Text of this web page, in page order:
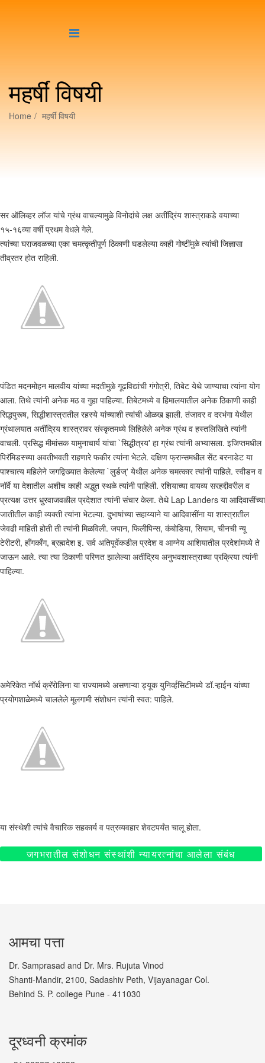
महर्षीं विषयी
Home महर्षीं विषयी
सर ऑलिव्हर लॉज यांचे ग्रंथ वाचल्यामुळे विनोदांचे लक्ष अतींद्रिंय शास्त्राकडे वयाच्या
१५-१६व्या वर्षी प्रथम वेधले गेले.
त्यांच्या घराजवळच्या एका चमत्कृतीपूर्ण ठिकाणी घडलेल्या काही गोष्टींमुळे त्यांची जिज्ञासा
तीव्रतर होत राहिली.
पंडित मदनमोहन मालवीय यांच्या मदतीमुळे गूढविद्यांची गंगोत्री, तिबेट येथे जाण्याचा त्यांना योग
आला. तिथे त्यांनी अनेक मठ व गुहा पाहिल्या. तिबेटमध्ये व हिमालयातील अनेक ठिकाणी काही
सिद्धपुरूष, सिद्धीशास्त्रातील रहस्ये यांच्याशी त्यांची ओळख झाली. तंजावर व दरभंगा येथील
ग्रंथालयात अतींंद्रिय शास्त्रावर संस्कृतमध्ये लिहिलेले अनेक ग्रंथ व हस्तलिखिते त्यांनी
वाचली. प्रसिद्ध मीमांसक यामुनाचार्य यांचा `सिद्धीत्रय' हा ग्रंथ त्यांनी अभ्यासला. इजिप्तमधील
पिरॅमिडस्च्या अवतीभवती राहणारे फकीर त्यांना भेटले. दक्षिण फ्रान्समधील सेंट बरनाडेट या
पाश्चात्य महिलेने जगद्विख्यात केलेल्या `लुर्डज्' येथील अनेक चमत्कार त्यांनी पाहिले. स्वीडन व
नॉर्वे या देशातील अशीच काही अद्भुत स्थळे त्यांनी पाहिली. रशियाच्या वायव्य सरहद्दीवरील व
प्रत्यक्ष उत्तर धु्रवाजवळील प्रदेशात त्यांनी संचार केला. तेथे Lap Landers या आदिवासींच्या
जातीतील काही व्यक्ती त्यांना भेटल्या. दुभाषांच्या सहाय्याने या आदिवासींना या शास्त्रातील
जेवढी माहिती होती ती त्यांनी मिळविली. जपान, फिलीपिन्स, कंबोडिया, सियाम, चीनची न्यू
टेरीटरी, हाँगकाँग, ब्रह्मदेश इ. सर्व अतिपूर्वेकडील प्रदेश व आग्नेय आशियातील प्रदेशांमध्ये ते
जाऊन आले. त्या त्या ठिकाणी परिणत झालेल्या अतींद्रिय अनुभवशास्त्राच्या प्रक्रिया त्यांनी
पाहिल्या.
अमेरिकेत नॉर्थ क्रॅरोलिना या राज्यामध्ये असणाऱ्या ड्यूक युनिर्व्हसिटीमध्ये डॉ.ऱ्हाईन यांच्या
प्रयोगशाळेमध्ये चाललेले मूलगामी संशोधन त्यांनी स्वत: पाहिले.
या संस्थेशी त्यांचे वैचारिक सहकार्य व पत्रव्यवहार शेवटपर्यंत चालू होता.
जगभरातील संशोधन संस्थांशी न्यायरत्नांचा आलेला संबंध
आमचा पत्ता
Dr. Samprasad and Dr. Mrs. Rujuta Vinod
Shanti-Mandir, 2100, Sadashiv Peth, Vijayanagar Col.
Behind S. P. college Pune - 411030
दूरध्वनी क्रमांक